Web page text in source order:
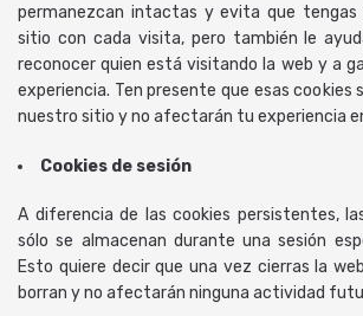
permanezcan intactas y evita que tengas
sitio con cada visita, pero también le
reconocer quien está visitando la web y a
experiencia. Ten presente que esas cookies
nuestro sitio y no afectarán tu experiencia
Cookies de sesión
A diferencia de las cookies persistentes,
sólo se almacenan durante una sesión
Esto quiere decir que una vez cierras la
borran y no afectarán ninguna actividad